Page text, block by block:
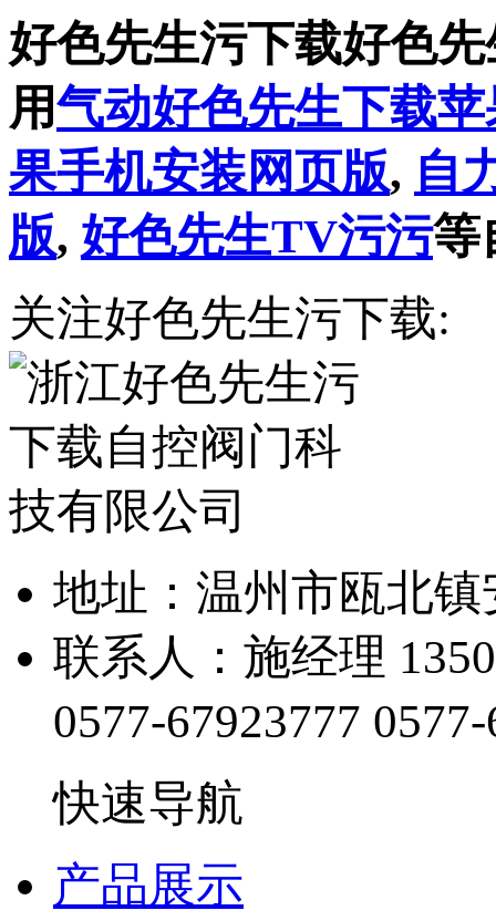
好色先生污下载好色
用气动好色先生下载
果手机安装网页版, 自
版, 好色先生TV污污等
关注好色先生污下载:
地址：温州市瓯北
联系人：施经理
0577-67923777
快速导航
产品展示